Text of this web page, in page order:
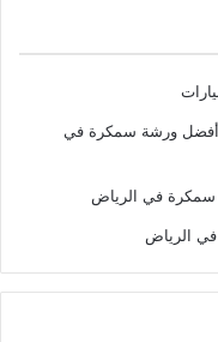
أفضل ورشة سمكرة في
سمكرة في الرياض
الرياض